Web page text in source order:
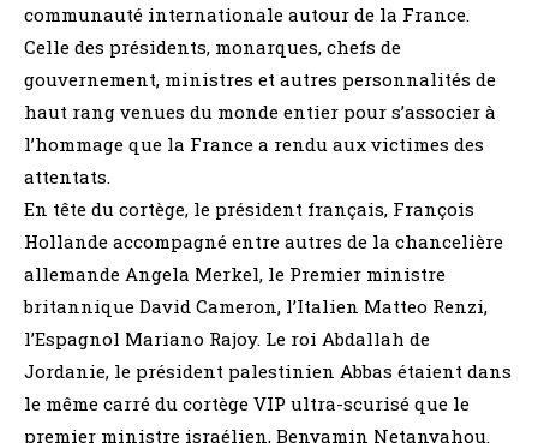
communauté internationale autour de la France.
Celle des présidents, monarques, chefs de
gouvernement, ministres et autres personnalités de
haut rang venues du monde entier pour s’associer à
l’hommage que la France a rendu aux victimes des
attentats.
En tête du cortège, le président français, François
Hollande accompagné entre autres de la chancelière
allemande Angela Merkel, le Premier ministre
britannique David Cameron, l’Italien Matteo Renzi,
l’Espagnol Mariano Rajoy. Le roi Abdallah de
Jordanie, le président palestinien Abbas étaient dans
le même carré du cortège VIP ultra-scurisé que le
premier ministre israélien, Benyamin Netanyahou.